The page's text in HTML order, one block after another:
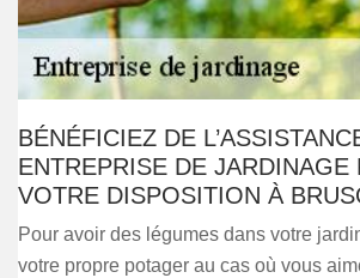
BÉNÉFICIEZ DE
ENTREPRISE DE JARDINAGE
VOTRE DISPOSITION À
Pour avoir des légumes dans votre
votre propre potager au cas où vous